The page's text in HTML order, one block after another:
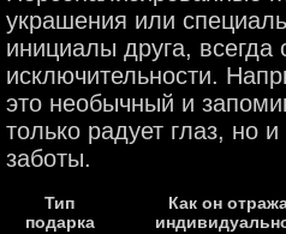
украшения или
инициалы друга,
исключительности.
это необычный и
только радует глаз, но
заботы.
Тип
подарка
Как он